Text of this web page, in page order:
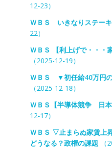
12-23）
ＷＢＳ いきなりステー
22）
ＷＢＳ 【利上げで・・・
（2025-12-19）
ＷＢＳ ▼初任給40万円
（2025-12-18）
ＷＢＳ【半導体競争 日本
12-17）
ＷＢＳ ▽止まらぬ家賃上
どうなる？政権の課題 （